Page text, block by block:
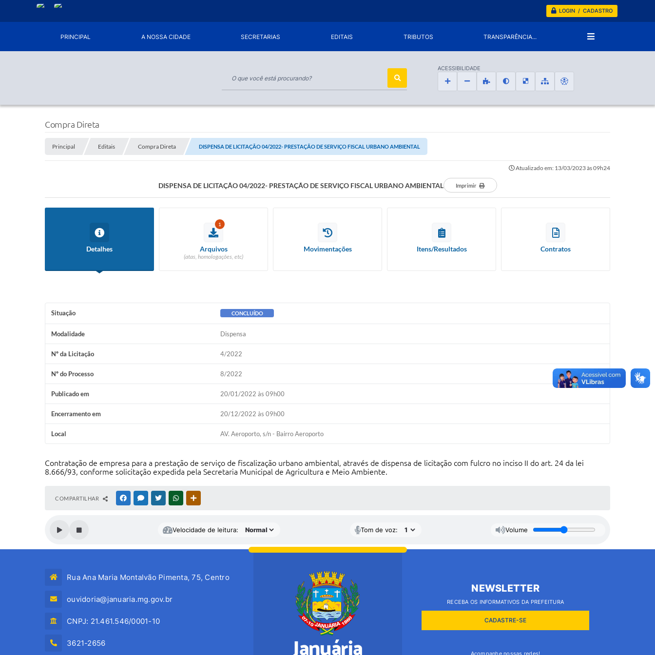
LOGIN / CADASTRO
PRINCIPAL A NOSSA CIDADE SECRETARIAS EDITAIS TRIBUTOS TRANSPARÊNCIA...
ACESSIBILIDADE
Compra Direta
Principal Editais Compra Direta DISPENSA DE LICITAÇÃO 04/2022- PRESTAÇÃO DE SERVIÇO FISCAL URBANO AMBIENTAL
Atualizado em: 13/03/2023 às 09h24
DISPENSA DE LICITAÇÃO 04/2022- PRESTAÇÃO DE SERVIÇO FISCAL URBANO AMBIENTAL Imprimir
Detalhes
1
Arquivos
(atas, homologações, etc)
Movimentações Itens/Resultados Contratos
Situação CONCLUÍDO
Modalidade Dispensa
Nº da Licitação 4/2022
Nº do Processo 8/2022
Publicado em 20/01/2022 às 09h00
Encerramento em 20/12/2022 às 09h00
Local AV. Aeroporto, s/n - Bairro Aeroporto
Contratação de empresa para a prestação de serviço de fiscalização urbano ambiental, através de dispensa de licitação com fulcro no inciso II do art. 24 da lei
8.666/93, conforme solicitação expedida pela Secretaria Municipal de Agricultura e Meio Ambiente.
COMPARTILHAR FACEBOOKMESSENGER
TWITTERWHATSAPP
Velocidade de leitura: Tom de voz: Volume
Rua Ana Maria Montalvão Pimenta, 75, Centro
ouvidoria@januaria.mg.gov.br
CNPJ: 21.461.546/0001-10
3621-2656
NEWSLETTER
RECEBA OS INFORMATIVOS DA PREFEITURA
CADASTRE-SE
Acompanhe nossas redes!